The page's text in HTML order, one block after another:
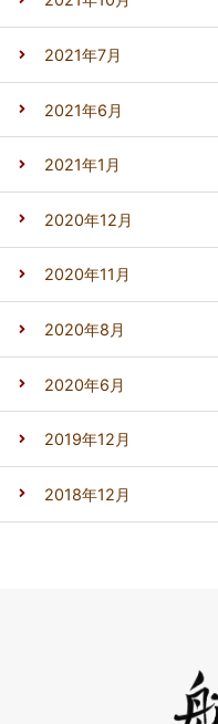
2021年7月
2021年6月
2021年1月
2020年12月
2020年11月
2020年8月
2020年6月
2019年12月
2018年12月